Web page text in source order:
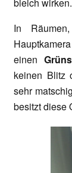
bleich wirken.
In
einen
keinen Blitz
sehr
besitzt diese